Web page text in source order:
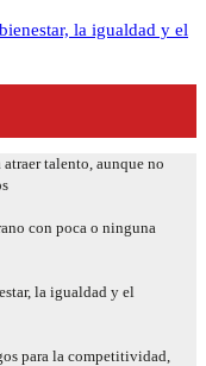
la igualdad y el
talento, aunque no
con poca o ninguna
la igualdad y el
para la competitividad,